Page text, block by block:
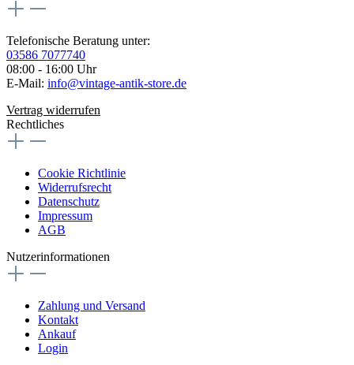
Telefonische Beratung unter:
03586 7077740
08:00 - 16:00 Uhr
E-Mail: info@vintage-antik-store.de
Vertrag widerrufen
Rechtliches
Cookie Richtlinie
Widerrufsrecht
Datenschutz
Impressum
AGB
Nutzerinformationen
Zahlung und Versand
Kontakt
Ankauf
Login